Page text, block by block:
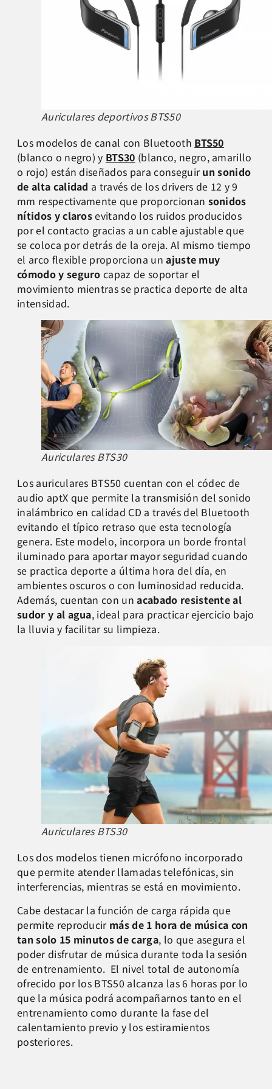
Auriculares deportivos BTS50
Los modelos de canal con Bluetooth BTS50
(blanco o negro) y BTS30 (blanco, negro, amarillo
o rojo) están diseñados para conseguirun sonido
de alta calidad a través de los drivers de 12 y 9
mm respectivamente que proporcionan sonidos
nítidos y clarosevitando los ruidos producidos
por el contacto gracias a un cable ajustable que
se coloca por detrás de la oreja. Al mismo tiempo
el arco flexible proporciona unajuste muy
cómodo y seguro capaz de soportar el
movimiento mientras se practica deporte de alta
intensidad.
Auriculares BTS30
Los auriculares BTS50 cuentan con el códec de
audio aptX que permite la transmisión del sonido
inalámbrico en calidad CD a través del Bluetooth
evitando el típico retraso que esta tecnología
genera. Este modelo, incorpora un borde frontal
iluminado para aportar mayor seguridad cuando
se practica deporte a última hora del día, en
ambientes oscuros o con luminosidad reducida.
Además, cuentan con unacabado resistente al
sudor y al agua, ideal para practicar ejercicio bajo
la lluvia y facilitar su limpieza.
Auriculares BTS30
Los dos modelos tienen micrófono incorporado
que permite atender llamadas telefónicas, sin
interferencias, mientras se está en movimiento.
Cabe destacar la función de carga rápida que
permite reproducir más de 1 hora de música con
tan solo 15 minutos de carga, lo que asegura el
poder disfrutar de música durante toda la sesión
de entrenamiento. El nivel total de autonomía
ofrecido por los BTS50 alcanza las 6 horas por lo
que la música podrá acompañarnos tanto en el
entrenamiento como durante la fase del
calentamiento previo y los estiramientos
posteriores.